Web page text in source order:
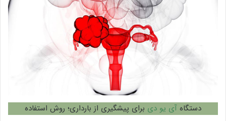
دستگاه آی یو دی برای پیشگیری از بارداری؛ روش استفاده